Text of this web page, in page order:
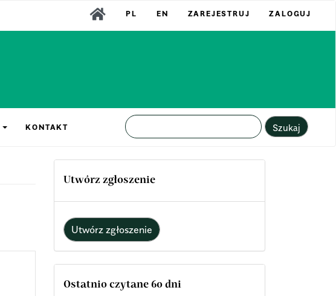
PL EN ZAREJESTRUJ ZALOGUJ
KONTAKT Szukaj
Utwórz zgłoszenie
Utwórz zgłoszenie
Ostatnio czytane 60 dni